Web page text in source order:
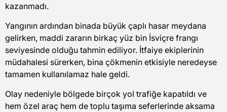
kazanmadı.
Yangının ardından binada büyük çaplı hasar meydana
gelirken, maddi zararın birkaç yüz bin İsviçre frangı
seviyesinde olduğu tahmin ediliyor. İtfaiye ekiplerinin
müdahalesi sürerken, bina çökmenin etkisiyle neredeyse
tamamen kullanılamaz hale geldi.
Olay nedeniyle bölgede birçok yol trafiğe kapatıldı ve
hem özel araç hem de toplu taşıma seferlerinde aksama